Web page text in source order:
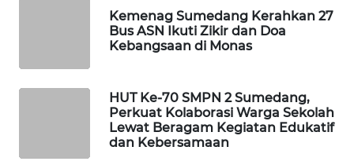
Kemenag Sumedang Kerahkan 27
Bus ASN Ikuti Zikir dan Doa
Kebangsaan di Monas
HUT Ke-70 SMPN 2 Sumedang,
Perkuat Kolaborasi Warga Sekolah
Lewat Beragam Kegiatan Edukatif
dan Kebersamaan
SIANTAR
NEWS